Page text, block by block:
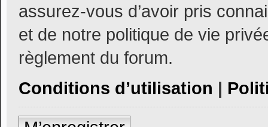
assurez-vous d’avoir pris
et de notre politique de vie
règlement du forum.
Conditions d’utilisation |